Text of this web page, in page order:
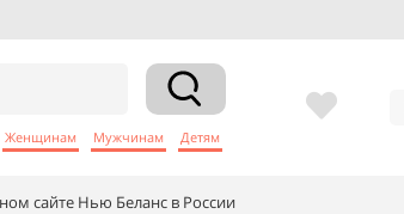
Женщинам Мужчинам Детям
сайте Нью Беланс в России